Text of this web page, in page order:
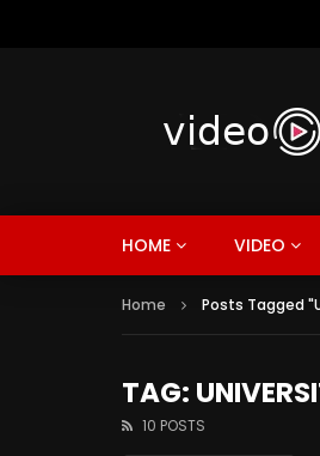
HOME VIDEO
Home Posts Tagged
TAG:
10 POSTS